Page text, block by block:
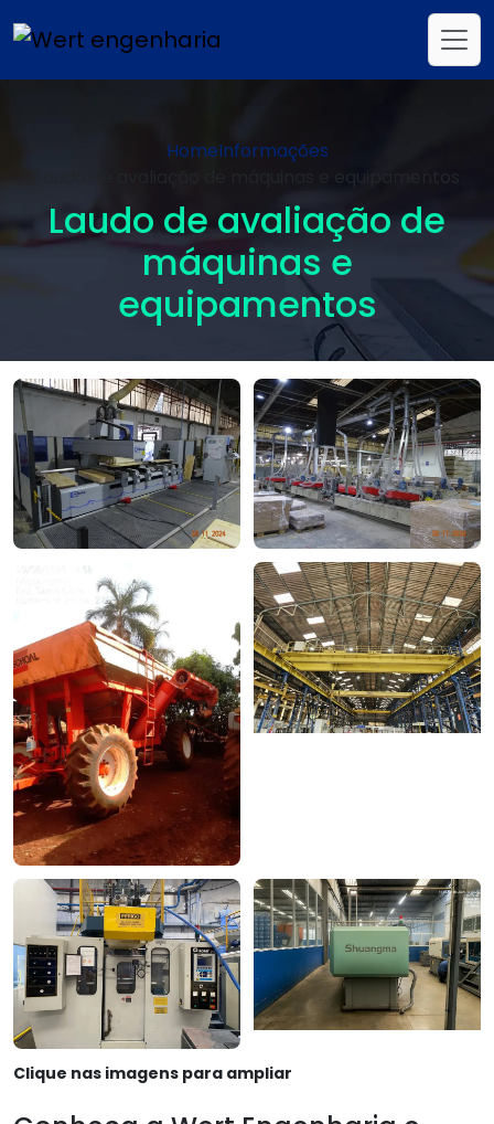
HomeInformações
Laudo de avaliação de
máquinas e
equipamentos
Clique nas imagens para ampliar